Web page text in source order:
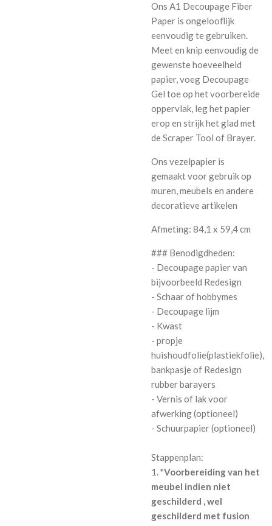
Ons A1 Decoupage Fiber
Paper is ongelooflijk
eenvoudig te gebruiken.
Meet en knip eenvoudig de
gewenste hoeveelheid
papier, voeg Decoupage
Gel toe op het voorbereide
oppervlak, leg het papier
erop en strijk het glad met
de Scraper Tool of Brayer.
Ons vezelpapier is
gemaakt voor gebruik op
muren, meubels en andere
decoratieve artikelen
Afmeting: 84,1 x 59,4 cm
### Benodigdheden:
- Decoupage papier van
bijvoorbeeld Redesign
- Schaar of hobbymes
- Decoupage lijm
- Kwast
- propje
huishoudfolie(plastiekfolie),
bankpasje of Redesign
rubber barayers
- Vernis of lak voor
afwerking (optioneel)
- Schuurpapier (optioneel)
Stappenplan:
1.*Voorbereiding van het
meubel indien niet
geschilderd , wel
geschilderd met fusion